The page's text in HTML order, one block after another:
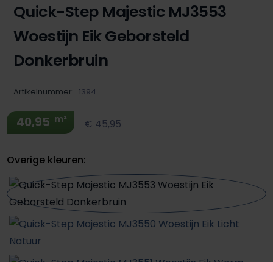
Quick-Step Majestic MJ3553
Woestijn Eik Geborsteld
Donkerbruin
Artikelnummer: 1394
40,95 m² € 45,95
Overige kleuren: